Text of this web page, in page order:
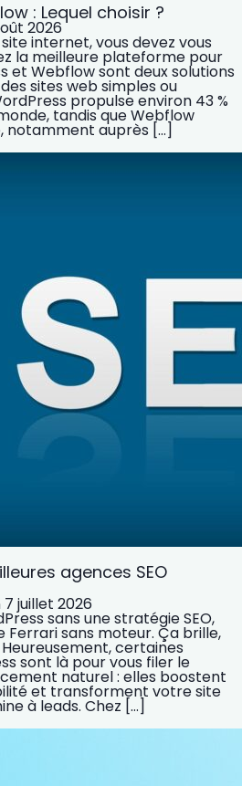
: Lequel choisir ?
2026
internet, vous devez vous
la meilleure plateforme pour
et Webflow sont deux solutions
sites web simples ou
propulse environ 43 %
tandis que Webflow
notamment auprès […]
agences SEO
7 juillet 2026
sans une stratégie SEO,
Ferrari sans moteur. Ça brille,
certaines
sont là pour vous filer le
naturel : elles boostent
et transforment votre site
à leads. Chez […]